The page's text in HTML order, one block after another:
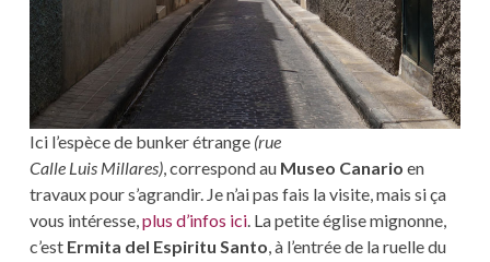
Ici l’espèce de bunker étrange (rue
Calle Luis Millares), correspond au Museo Canario en
travaux pour s’agrandir. Je n’ai pas fais la visite, mais si ça
vous intéresse,plus d’infos ici. La petite église mignonne,
c’est Ermita del Espiritu Santo, à l’entrée de la ruelle du